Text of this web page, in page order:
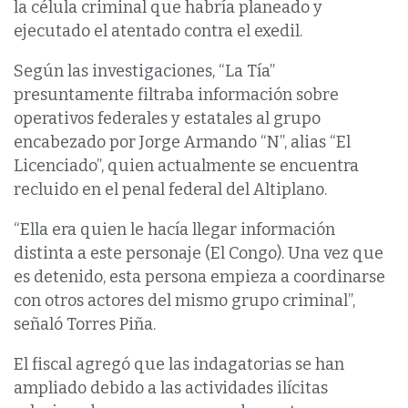
la célula criminal que habría planeado y
ejecutado el atentado contra el exedil.
Según las investigaciones, “La Tía”
presuntamente filtraba información sobre
operativos federales y estatales al grupo
encabezado por Jorge Armando “N”, alias “El
Licenciado”, quien actualmente se encuentra
recluido en el penal federal del Altiplano.
“Ella era quien le hacía llegar información
distinta a este personaje (El Congo). Una vez que
es detenido, esta persona empieza a coordinarse
con otros actores del mismo grupo criminal”,
señaló Torres Piña.
El fiscal agregó que las indagatorias se han
ampliado debido a las actividades ilícitas